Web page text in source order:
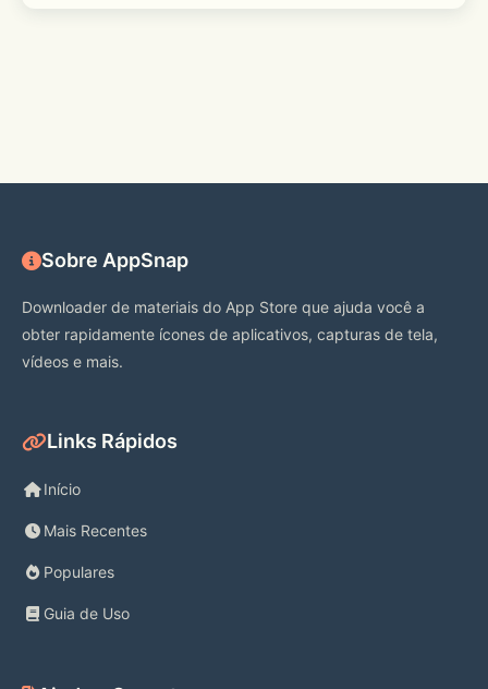
Sobre AppSnap
Downloader de materiais do App Store que ajuda você a
obter rapidamente ícones de aplicativos, capturas de tela,
vídeos e mais.
Links Rápidos
Início
Mais Recentes
Populares
Guia de Uso